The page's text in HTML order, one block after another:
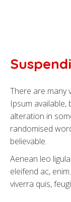
There are many
Ipsum
alteration in
randomised
believable.
Aenean leo
eleifend ac,
viverra quis,